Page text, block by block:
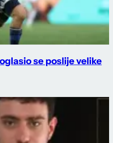
se poslije velike